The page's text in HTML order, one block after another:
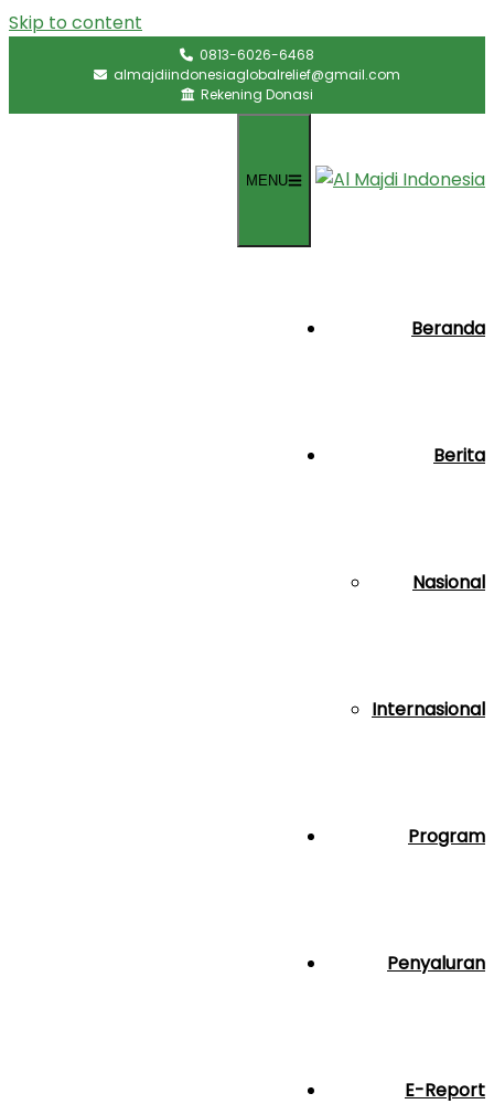
Skip to content
0813-6026-6468
almajdiindonesiaglobalrelief@gmail.com
Rekening Donasi
MENU
Beranda
Berita
Nasional
Internasional
Program
Penyaluran
E-Report